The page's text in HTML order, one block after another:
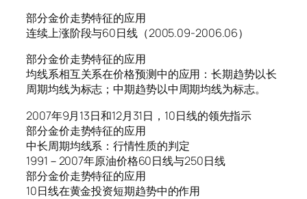
部分金价走势特征的应用
连续上涨阶段与60日线（2005.09-2006.06）
部分金价走势特征的应用
均线系相互关系在价格预测中的应用：长期趋势以长
周期均线为标志；中期趋势以中周期均线为标志。
2007年9月13日和12月31日，10日线的领先指示
部分金价走势特征的应用
中长周期均线系：行情性质的判定
1991－2007年原油价格60日线与250日线
部分金价走势特征的应用
10日线在黄金投资短期趋势中的作用